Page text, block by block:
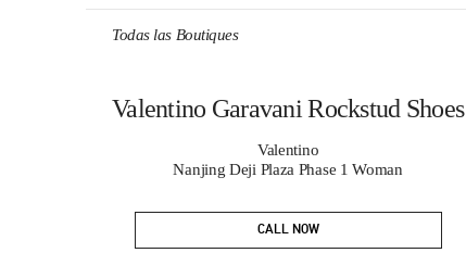
Todas las Boutiques
Valentino Garavani Rockstud Shoes
Valentino
Nanjing Deji Plaza Phase 1 Woman
CALL NOW